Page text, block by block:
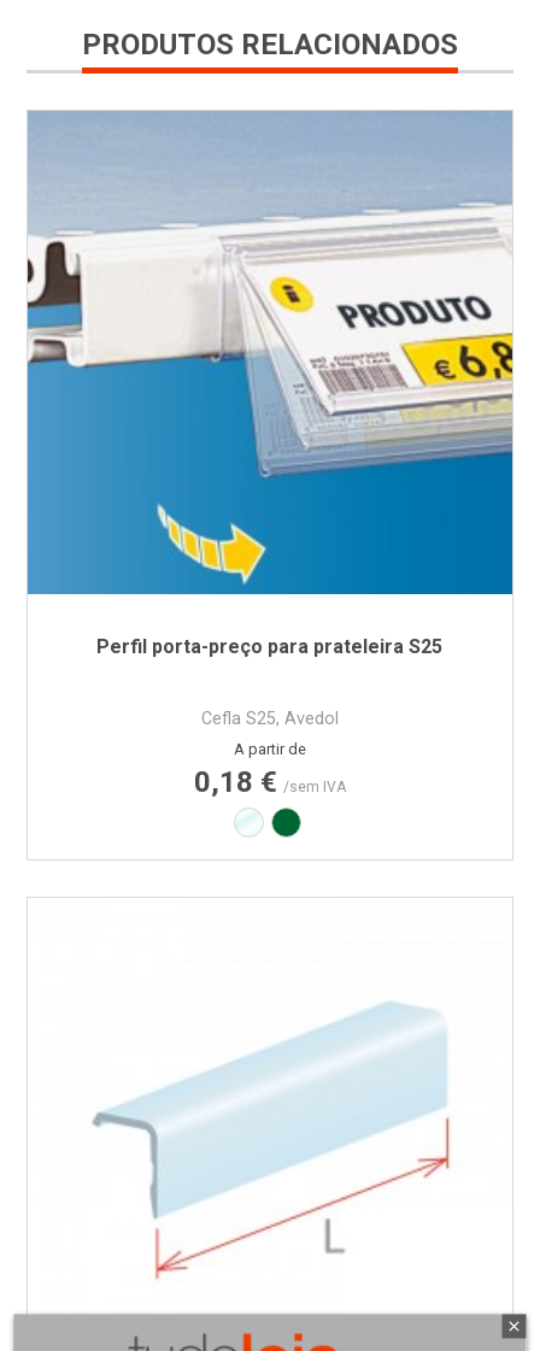
PRODUTOS RELACIONADOS
Perfil porta-preço para prateleira S25
Cefla S25, Avedol
Preço
A partir de
0,18 € /sem IVA
TransparenteVerde RAL6029